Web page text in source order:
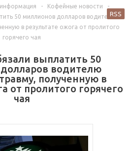
- Кофейные новости
-
50 миллионов долларов водителю
в результате ожога от пролитого
горячего чая
выплатить 50
водителю
полученную в
от пролитого горячего
чая
RSS